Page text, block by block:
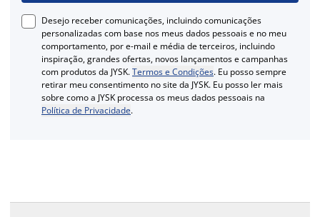
Desejo receber comunicações, incluindo comunicações
personalizadas com base nos meus dados pessoais e no meu
comportamento, por e-mail e média de terceiros, incluindo
inspiração, grandes ofertas, novos lançamentos e campanhas
com produtos da JYSK.Termos e Condições. Eu posso sempre
retirar meu consentimento no site da JYSK. Eu posso ler mais
sobre como a JYSK processa os meus dados pessoais na
Política de Privacidade.